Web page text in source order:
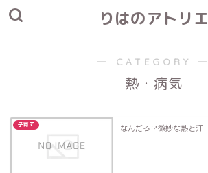
りはのアトリエ
― CATEGORY ―
熱・病気
子育て なんだろ？微妙な熱と汗